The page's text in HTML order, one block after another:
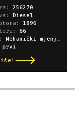
256270
Diesel
1896
66
Mehanički mjenjač
prvi